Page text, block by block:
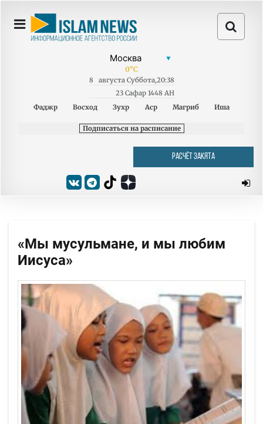
0°C
8 августа Суббота,20:38
23 Сафар 1448 AH
Фаджр
Восход Зухр Аср Магриб Иша
Подписаться на расписание
РАСЧЁТ ЗАКЯТА
«Мы мусульмане, и мы любим
Иисуса»